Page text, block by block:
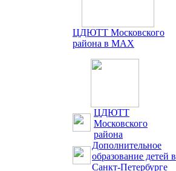
ЦДЮТТ Московского
района в MAX
ЦДЮТТ
Московского
района
Дополнительное
образование детей в
Санкт-Петербурге